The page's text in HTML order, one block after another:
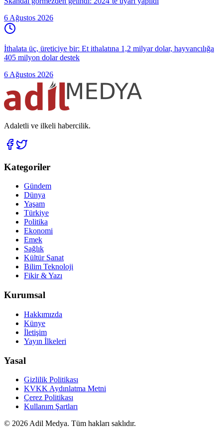
6 Ağustos 2026
İthalata üç, üreticiye bir: Et ithalatına 1,2 milyar dolar, hayvancılığa
405 milyon dolar destek
6 Ağustos 2026
Adaletli ve ilkeli habercilik.
Kategoriler
Gündem
Dünya
Yaşam
Türkiye
Politika
Ekonomi
Emek
Sağlık
Kültür Sanat
Bilim Teknoloji
Fikir & Yazı
Kurumsal
Hakkımızda
Künye
İletişim
Yayın İlkeleri
Yasal
Gizlilik Politikası
KVKK Aydınlatma Metni
Çerez Politikası
Kullanım Şartları
© 2026 Adil Medya. Tüm hakları saklıdır.